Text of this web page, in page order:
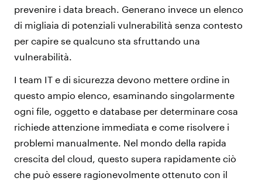
prevenire i data breach. Generano invece un elenco
di migliaia di potenziali vulnerabilità senza contesto
per capire se qualcuno sta sfruttando una
vulnerabilità.
I team IT e di sicurezza devono mettere ordine in
questo ampio elenco, esaminando singolarmente
ogni file, oggetto e database per determinare cosa
richiede attenzione immediata e come risolvere i
problemi manualmente. Nel mondo della rapida
crescita del cloud, questo supera rapidamente ciò
che può essere ragionevolmente ottenuto con il